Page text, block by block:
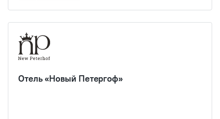
Отель «Новый Петергоф»